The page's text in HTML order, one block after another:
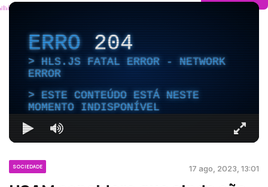
ERRO204
HLS.JS FATAL ERROR - NETWORK
ERROR
ESTE CONTEÚDO ESTÁ NESTE
MOMENTO INDISPONÍVEL
SOCIEDADE 17 ago, 2023, 13:01